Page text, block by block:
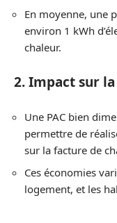
En moyenne, une
environ 1 kWh
chaleur.
2. Impact sur
Une PAC bien
permettre de
sur la facture de
Ces économies
logement, et les